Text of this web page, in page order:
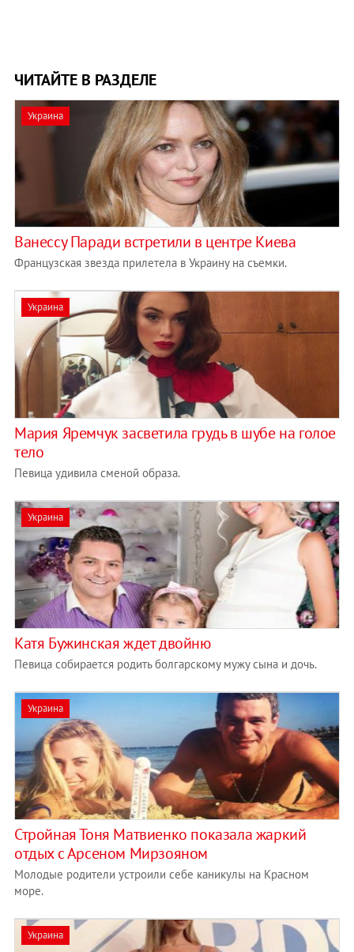
ЧИТАЙТЕ В РАЗДЕЛЕ
Украина
Ванессу Паради встретили в центре Киева
Французская звезда прилетела в Украину на съемки.
Украина
Мария Яремчук засветила грудь в шубе на голое
тело
Певица удивила сменой образа.
Украина
Катя Бужинская ждет двойню
Певица собирается родить болгарскому мужу сына и дочь.
Украина
Стройная Тоня Матвиенко показала жаркий
отдых с Арсеном Мирзояном
Молодые родители устроили себе каникулы на Красном
море.
Украина